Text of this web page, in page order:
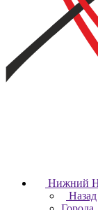
Нижний
Назад